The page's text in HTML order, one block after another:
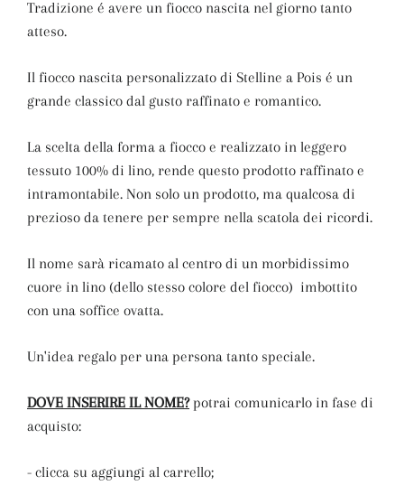
Tradizione é avere un fiocco nascita nel giorno tanto
atteso.
Il fiocco nascita personalizzato di Stelline a Pois é un
grande classico dal gusto raffinato e romantico.
La scelta della forma a fiocco e realizzato in leggero
tessuto 100% di lino, rende questo prodotto raffinato e
intramontabile. Non solo un prodotto, ma qualcosa di
prezioso da tenere per sempre nella scatola dei ricordi.
Il nome sarà ricamato al centro di un morbidissimo
cuore in lino (dello stesso colore del fiocco) imbottito
con una soffice ovatta.
Un'idea regalo per una persona tanto speciale.
DOVE INSERIRE IL NOME? potrai comunicarlo in fase di
acquisto:
- clicca su aggiungi al carrello;